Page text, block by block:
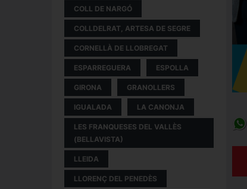
COLL DE NARGÓ
COLLDELRAT, ARTESA DE SEGRE
CORNELLÀ DE LLOBREGAT
ESPARREGUERA ESPOLLA
GIRONA GRANOLLERS
IGUALADA LA CANONJA
LES FRANQUESES DEL VALLÈS
(BELLAVISTA)
LLEIDA
LLORENÇ DEL PENEDÈS